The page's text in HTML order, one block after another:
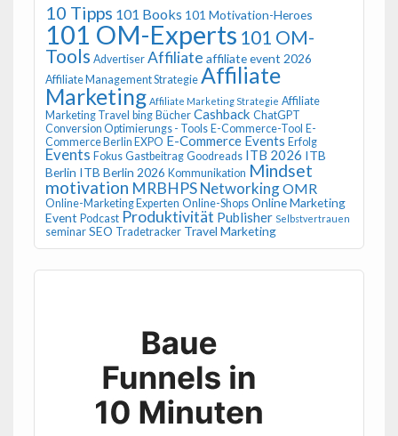
10 Tipps 101 Books 101 Motivation-Heroes
101 OM-Experts 101 OM-
Tools Advertiser Affiliate affiliate event 2026
Affiliate Management Strategie Affiliate
Marketing Affiliate Marketing Strategie Affiliate
Marketing Travel bing Bücher Cashback ChatGPT
Conversion Optimierungs - Tools E-Commerce-Tool E-
Commerce Berlin EXPO E-Commerce Events Erfolg
Events Fokus Gastbeitrag Goodreads ITB 2026 ITB
Berlin ITB Berlin 2026 Kommunikation Mindset
motivation MRBHPSNetworkingOMR
Online-Marketing Experten Online-Shops Online Marketing
Event Podcast Produktivität Publisher Selbstvertrauen
seminar SEO Tradetracker Travel Marketing